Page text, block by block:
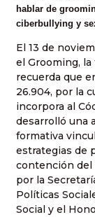
hablar de
ciberbullying y
El 13 de
el Grooming, la
recuerda que
26.904, por la
incorpora al
desarrolló una
formativa
estrategias de
contención del
por la
Políticas
Social y el